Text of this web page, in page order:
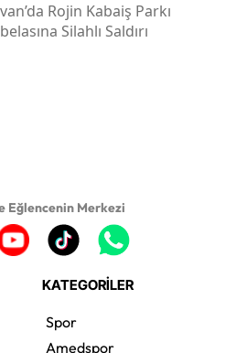
Rojin Kabaiş Parkı
Silahlı Saldırı
Eğlencenin Merkezi
KATEGORİLER
Spor
Amedspor